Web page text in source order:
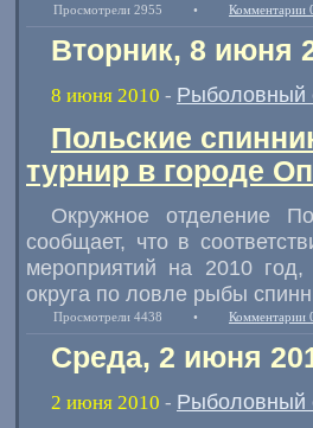
Просмотрели 2955 • Комментарии
Вторник, 8 июня
8 июня 2010 - Рыболовный
Польские
турнир в городе
Окружное отделение
сообщает, что в
мероприятий на 2010
округа по ловле рыбы
Просмотрели 4438 • Комментарии
Среда, 2 июня
2 июня 2010 - Рыболовный